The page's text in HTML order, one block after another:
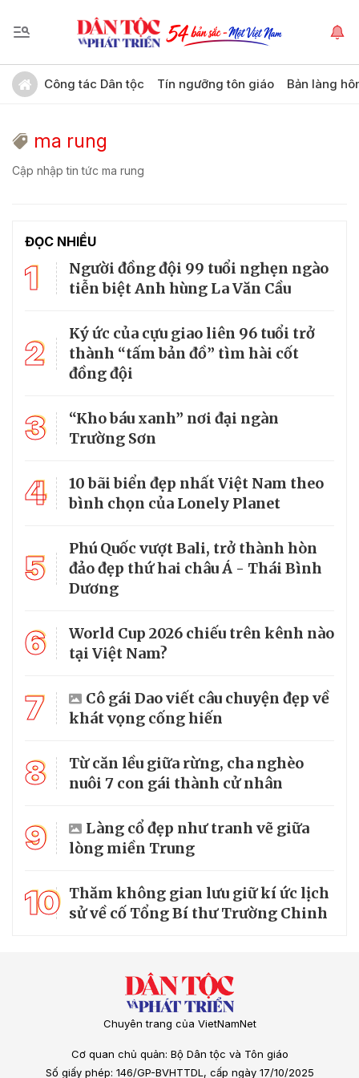
Công tác Dân tộc Tín ngưỡng tôn giáo Bản làng
ma rung
Cập nhập tin tức ma rung
ĐỌC NHIỀU
1
Người đồng đội 99 tuổi nghẹn ngào
tiễn biệt Anh hùng La Văn Cầu
2
Ký ức của cựu giao liên 96 tuổi trở
thành “tấm bản đồ” tìm hài cốt
đồng đội
3
“Kho báu xanh” nơi đại ngàn
Trường Sơn
4
10 bãi biển đẹp nhất Việt Nam theo
bình chọn của Lonely Planet
5
Phú Quốc vượt Bali, trở thành hòn
đảo đẹp thứ hai châu Á - Thái Bình
Dương
6
World Cup 2026 chiếu trên kênh nào
tại Việt Nam?
7
Cô gái Dao viết câu chuyện đẹp về
khát vọng cống hiến
8
Từ căn lều giữa rừng, cha nghèo
nuôi 7 con gái thành cử nhân
9
Làng cổ đẹp như tranh vẽ giữa
lòng miền Trung
10 Thăm không gian lưu giữ kí ức lịch
sử về cố Tổng Bí thư Trường Chinh
Chuyên trang của VietNamNet
Cơ quan chủ quản: Bộ Dân tộc và Tôn giáo
Số giấy phép: 146/GP-BVHTTDL, cấp ngày 17/10/2025